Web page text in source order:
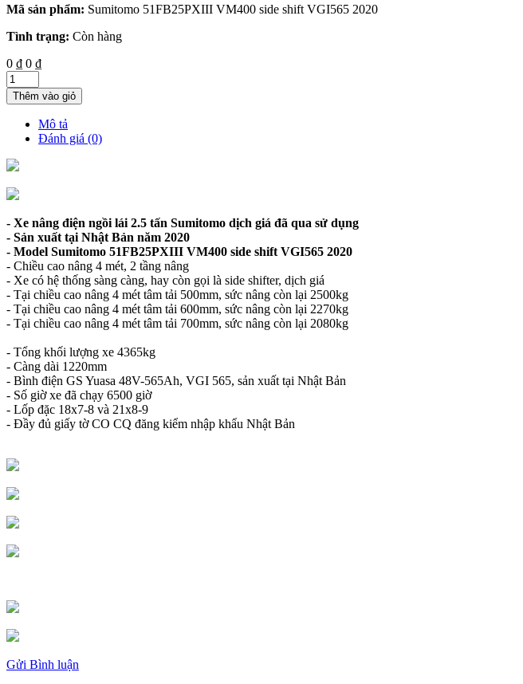
Mã sản phẩm: Sumitomo 51FB25PXIII VM400 side shift VGI565 2020
Tình trạng: Còn hàng
0 ₫ 0 ₫
Thêm vào giỏ
Mô tả
Đánh giá (0)
- Xe nâng điện ngồi lái 2.5 tấn Sumitomo dịch giá đã qua sử dụng
- Sản xuất tại Nhật Bản năm 2020
- Model Sumitomo 51FB25PXIII VM400 side shift VGI565 2020
- Chiều cao nâng 4 mét, 2 tầng nâng
- Xe có hệ thống sàng càng, hay còn gọi là side shifter, dịch giá
- Tại chiều cao nâng 4 mét tâm tải 500mm, sức nâng còn lại 2500kg
- Tại chiều cao nâng 4 mét tâm tải 600mm, sức nâng còn lại 2270kg
- Tại chiều cao nâng 4 mét tâm tải 700mm, sức nâng còn lại 2080kg
- Tổng khối lượng xe 4365kg
- Càng dài 1220mm
- Bình điện GS Yuasa 48V-565Ah, VGI 565, sản xuất tại Nhật Bản
- Số giờ xe đã chạy 6500 giờ
- Lốp đặc 18x7-8 và 21x8-9
- Đầy đủ giấy tờ CO CQ đăng kiểm nhập khẩu Nhật Bản
Gửi Bình luận